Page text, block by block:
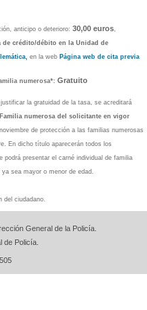
(PDS)
DNI
anticipo o deterioro: 30,00 euros,
de crédito/débito en la Unidad de
en la web Página web de cita previa
numerosa*: Gratuito
la gratuidad de la tasa, se acreditará
numerosa del solicitante en vigor
de protección a las familias numerosas
En dicho título aparecerán todos los
podrá presentar el carné individual de familia
ya sea mayor o menor de edad.
del ciudadano.
General de la Policía.
de Policía.